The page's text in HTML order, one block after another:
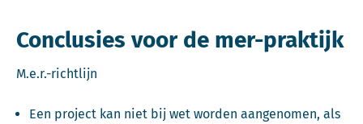
Conclusies voor de mer-praktijk
M.e.r.-richtlijn
Een project kan niet bij wet worden aangenomen, als